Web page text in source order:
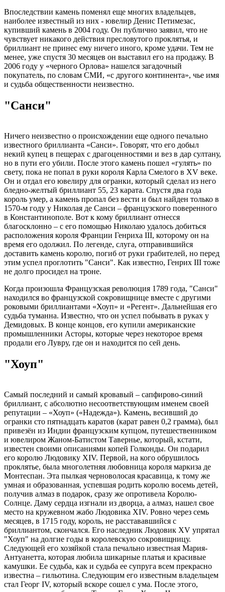
Впоследствии камень поменял еще многих владельцев,
наиболее известный из них - ювелир Денис Петимезас,
купивший камень в 2004 году. Он публично заявил, что не
чувствует никакого действия пресловутого проклятья, и
бриллиант не принес ему ничего иного, кроме удачи. Тем не
менее, уже спустя 30 месяцев он выставил его на продажу. В
2006 году у «черного Орлова» нашелся загадочный
покупатель, по словам СМИ, «с другого континента», чье имя
и судьба общественности неизвестно.
"Санси"
Ничего неизвестно о происхождении еще одного печально
известного бриллианта «Санси». Говорят, что его добыл
некий купец в пещерах с драгоценностями и вез в дар султану,
но в пути его убили. После этого камень пошел «гулять» по
свету, пока не попал в руки короля Карла Смелого в XV веке.
Он и отдал его ювелиру для огранки, который сделал из него
бледно-желтый бриллиант 55, 23 карата. Спустя два года
король умер, а камень пропал без вести и был найден только в
1570-м году у Николая де Санси – французского поверенного
в Константинополе. Вот к кому бриллиант отнесся
благосклонно – с его помощью Николаю удалось добиться
расположения короля Франции Генриха III, которому он на
время его одолжил. По легенде, слуга, отправившийся
доставить камень королю, погиб от руки грабителей, но перед
этим успел проглотить "Санси". Как известно, Генрих III тоже
не долго просидел на троне.
Когда произошла Французская революция 1789 года, "Санси"
находился во французской сокровищнице вместе с другими
роковыми бриллиантами «Хоуп» и «Регент». Дальнейшая его
судьба туманна. Известно, что он успел побывать в руках у
Демидовых. В конце концов, его купили американские
промышленники Асторы, которые через некоторое время
продали его Лувру, где он и находится по сей день.
"Хоуп"
Самый последний и самый кровавый – сапфирово-синий
бриллиант, с абсолютно несоответствующим именем своей
репутации – «Хоуп» («Надежда»). Камень, весивший до
огранки сто пятнадцать каратов (карат равен 0,2 грамма), был
привезён из Индии французским купцом, путешественником
и ювелиром Жаном-Батистом Тавернье, который, кстати,
известен своими описаниями копей Голконды. Он подарил
его королю Людовику XIV. Первой, на кого обрушилось
проклятье, была многолетняя любовница короля маркиза де
Монтеспан. Эта пылкая черноволосая красавица, к тому же
умная и образованная, успевшая родить королю восемь детей,
получив алмаз в подарок, сразу же опротивела Королю-
Солнце. Даму сердца изгнали из дворца, а алмаз, нашел свое
место на кружевном жабо Людовика XIV. Ровно через семь
месяцев, в 1715 году, король, не расстававшийся с
бриллиантом, скончался. Его наследник Людовик XV упрятал
"Хоуп" на долгие годы в королевскую сокровищницу.
Следующей его хозяйкой стала печально известная Мария-
Антуанетта, которая любила шикарные платья и красивые
камушки. Ее судьба, как и судьба ее супруга всем прекрасно
известна – гильотина. Следующим его известным владельцем
стал Георг IV, который вскоре сошел с ума. После этого,